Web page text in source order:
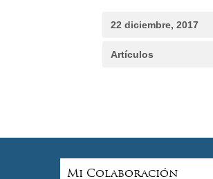
22 diciembre, 2017
Artículos
Mi Colaboración